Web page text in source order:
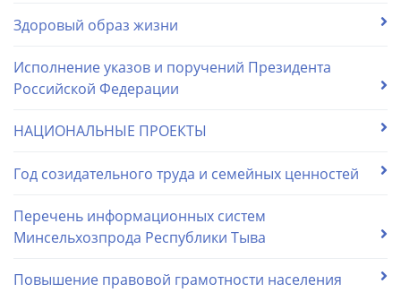
Здоровый образ жизни
Исполнение указов и поручений Президента
Российской Федерации
НАЦИОНАЛЬНЫЕ ПРОЕКТЫ
Год созидательного труда и семейных ценностей
Перечень информационных систем
Минсельхозпрода Республики Тыва
Повышение правовой грамотности населения